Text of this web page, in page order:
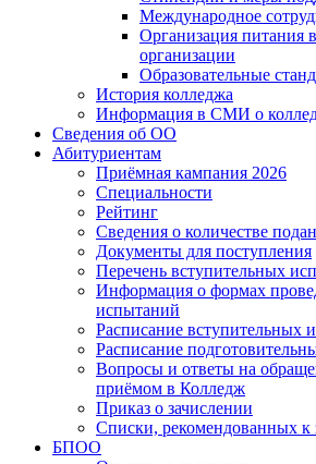
Международное
Организация питания
организации
Образовательные
История колледжа
Информация в СМИ о
Сведения об ОО
Абитуриентам
Приёмная кампания 2026
Специальности
Рейтинг
Сведения о количестве
Документы для поступления
Перечень вступительных
Информация о формах
испытаний
Расписание вступительных
Расписание
Вопросы и ответы на
приёмом в Колледж
Приказ о зачислении
Списки, рекомендованных к
БПОО